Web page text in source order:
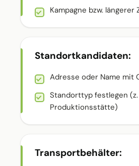
Kampagne bzw. längerer
Standortkandidaten:
Adresse oder Name mit
Standorttyp festlegen (z.
Produktionsstätte)
Transportbehälter: